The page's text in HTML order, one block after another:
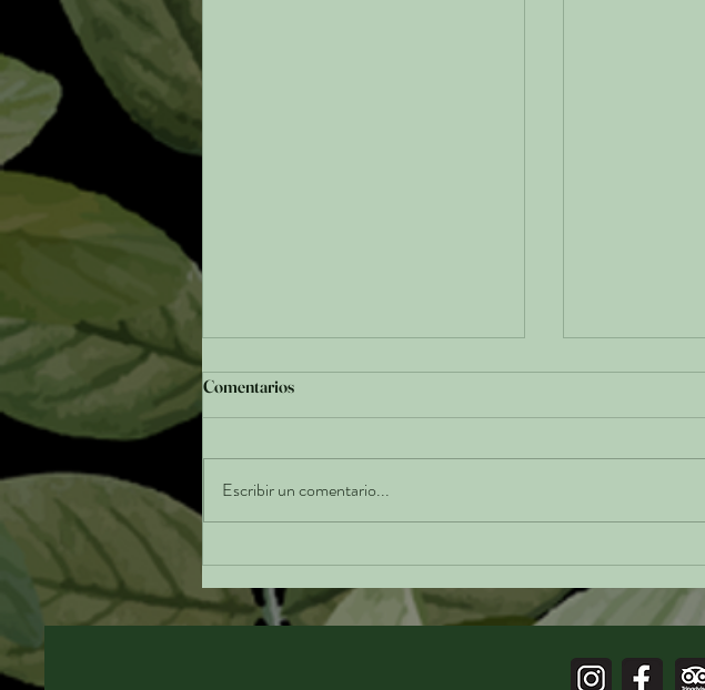
nueva forma de cocinar lo nuestro
inspiración: la
vista desde
Comentarios
Escribir un comentario...